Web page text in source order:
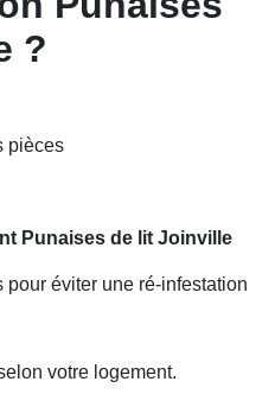
?
pièces
Punaises de lit Joinville
éviter une ré-infestation
votre logement.